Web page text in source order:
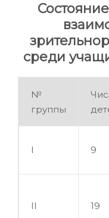
среди
№
группы
I 9
II 19